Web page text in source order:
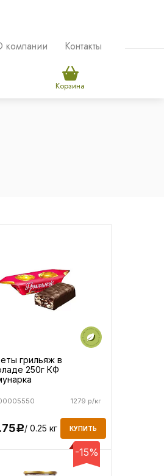
компании Контакты
Корзина
грильяж в
250г КФ
1279 р/кг
Р/ 0.25 кг КУПИТЬ
-15%